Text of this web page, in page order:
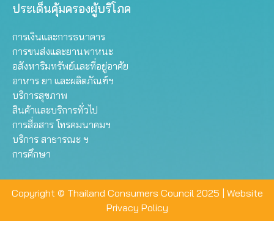
ประเด็นคุ้มครองผู้บริโภค
การเงินและการธนาคาร
การขนส่งและยานพาหนะ
อสังหาริมทรัพย์และที่อยู่อาศัย
อาหาร ยา และผลิตภัณฑ์ฯ
บริการสุขภาพ
สินค้าและบริการทั่วไป
การสื่อสาร โทรคมนาคมฯ
บริการ สาธารณะ ฯ
การศึกษา
Copyright © Thailand Consumers Council 2025 | Website
Privacy Policy